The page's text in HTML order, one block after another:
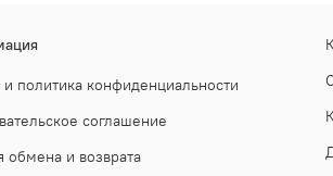
политика конфиденциальности
соглашение
обмена и возврата